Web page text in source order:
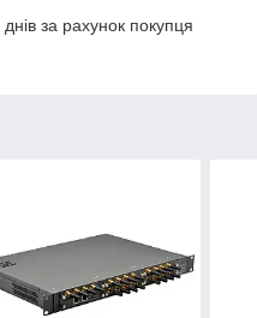
за рахунок покупця